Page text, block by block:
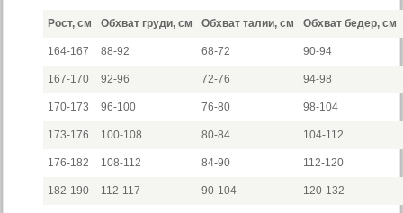
Рост, см Обхват груди, см Обхват талии, см Обхват бедер, см
164-167 88-92 68-72 90-94
167-170 92-96 72-76 94-98
170-173 96-100 76-80 98-104
173-176 100-108 80-84 104-112
176-182 108-112 84-90 112-120
182-190 112-117 90-104 120-132